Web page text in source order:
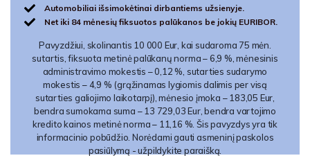
Automobiliai išsimokėtinai dirbantiems užsienyje.
Net iki 84 mėnesių fiksuotos palūkanos be jokių EURIBOR.
Pavyzdžiui, skolinantis 10 000 Eur, kai sudaroma 75 mėn.
sutartis, fiksuota metinė palūkanų norma – 6,9 %, mėnesinis
administravimo mokestis – 0,12 %, sutarties sudarymo
mokestis – 4,9 % (grąžinamas lygiomis dalimis per visą
sutarties galiojimo laikotarpį), mėnesio įmoka – 183,05 Eur,
bendra sumokama suma – 13 729,03 Eur, bendra vartojimo
kredito kainos metinė norma – 11,16 %. Šis pavyzdys yra tik
informacinio pobūdžio. Norėdami gauti asmeninį paskolos
pasiūlymą - užpildykite paraišką.